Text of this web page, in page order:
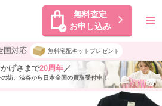
無料査定
お申し込み
国対応 無料宅配キットプレゼント
げさまで20周年／
街、渋谷から日本全国の買取受付中！